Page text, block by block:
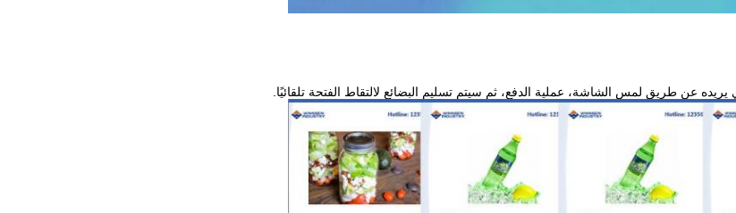
يريده عن طريق لمس الشاشة، عملية الدفع، ثم سيتم تسليم البضائع لالتقاط الفتحة تلقائيًا.